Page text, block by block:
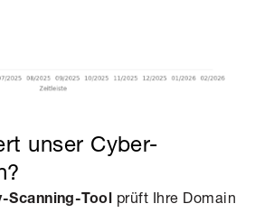
unser Cyber-
Scanning-Tool prüft Ihre Domain